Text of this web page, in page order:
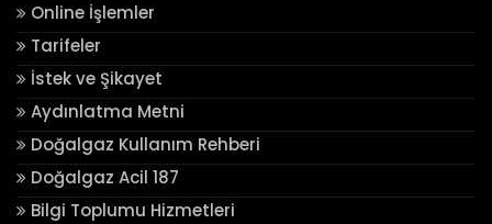
Online İşlemler
Tarifeler
İstek ve Şikayet
Aydınlatma Metni
Doğalgaz Kullanım Rehberi
Doğalgaz Acil 187
Bilgi Toplumu Hizmetleri